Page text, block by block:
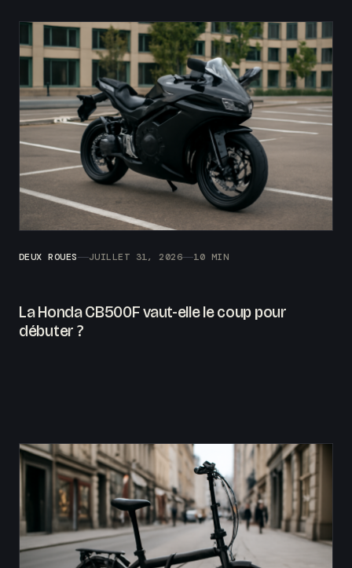
DEUX ROUES JUILLET 31, 2026 10 MIN
La Honda CB500F vaut-elle le coup pour
débuter ?